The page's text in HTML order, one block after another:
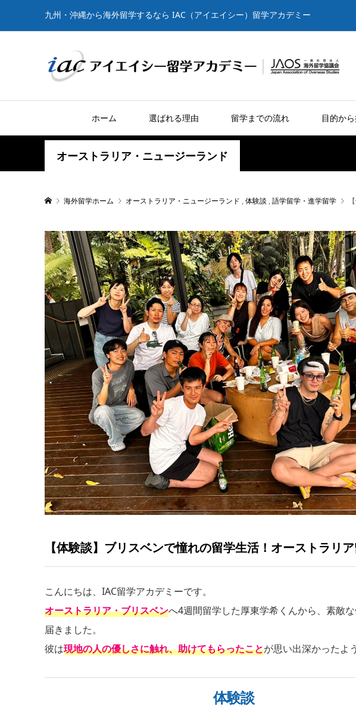
九州・沖縄から海外留学するなら IAC（アイエイシー）留学アカデミー
ホーム 選ばれる理由 留学までの流れ 目的か
オーストラリア・ニュージーランド
海外留学ホーム オーストラリア・ニュージーランド ,体験談 ,語学留学・進学留学
【体験談】ブリスベンで憧れの留学生活！オーストラリ
こんにちは、IAC留学アカデミーです。
オーストラリア・ブリスベンへ4週間留学した厚東学希くんから、素敵
届きました。
彼は現地の人の優しさに触れ、助けてもらったことが思い出深かったよ
体験談